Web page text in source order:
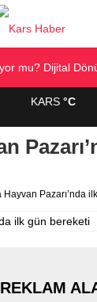
mu? Dijital
Ne
ve Yaygın
Çok Kullanılan
KARS°C
Hayvan Pazarı’nda